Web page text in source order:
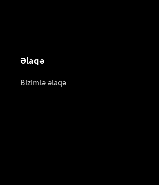
Əlaqə
Bizimlə əlaqə